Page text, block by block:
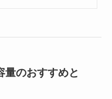
量のおすすめと